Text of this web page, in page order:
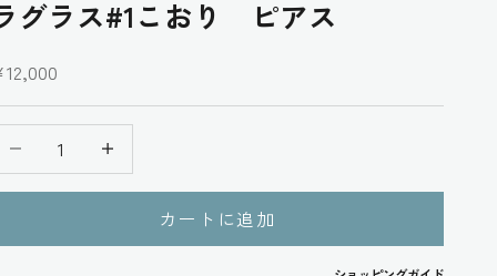
グラス#1こおり ピアス
ール価格
量を減らす 数量を減らす
カートに追加